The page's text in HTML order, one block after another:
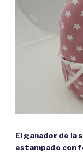
El ganador de la
estampado con